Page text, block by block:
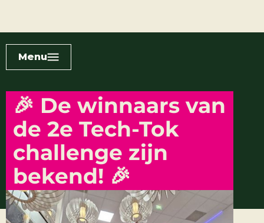
Menu
🎉 De winnaars van
de 2e Tech-Tok
challenge zijn
bekend! 🎉